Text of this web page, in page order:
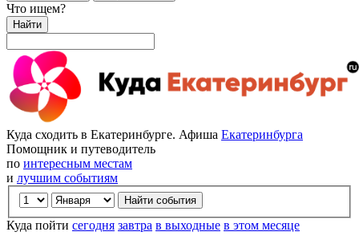
Что ищем?
Найти
Куда сходить в Екатеринбурге. Афиша Екатеринбурга
Помощник и путеводитель
по интересным местам
и лучшим событиям
Куда пойти сегодня завтра в выходные в этом месяце